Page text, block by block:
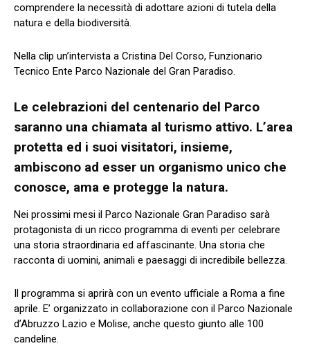
comprendere la necessità di adottare azioni di tutela della
natura e della biodiversità.
Nella clip un’intervista a Cristina Del Corso, Funzionario
Tecnico Ente Parco Nazionale del Gran Paradiso.
Le celebrazioni del centenario del Parco
saranno una chiamata al turismo attivo. L’area
protetta ed i suoi visitatori, insieme,
ambiscono ad esser un organismo unico che
conosce, ama e protegge la natura.
Nei prossimi mesi il Parco Nazionale Gran Paradiso sarà
protagonista di un ricco programma di eventi per celebrare
una storia straordinaria ed affascinante. Una storia che
racconta di uomini, animali e paesaggi di incredibile bellezza.
Il programma si aprirà con un evento ufficiale a Roma a fine
aprile. E’ organizzato in collaborazione con il Parco Nazionale
d’Abruzzo Lazio e Molise, anche questo giunto alle 100
candeline.